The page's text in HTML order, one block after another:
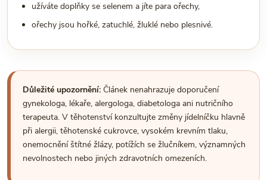
užíváte doplňky se selenem a jíte para ořechy,
ořechy jsou hořké, zatuchlé, žluklé nebo plesnivé.
Důležité upozornění: Článek nenahrazuje doporučení
gynekologa, lékaře, alergologa, diabetologa ani nutričního
terapeuta. V těhotenství konzultujte změny jídelníčku hlavně
při alergii, těhotenské cukrovce, vysokém krevním tlaku,
onemocnění štítné žlázy, potížích se žlučníkem, významných
nevolnostech nebo jiných zdravotních omezeních.